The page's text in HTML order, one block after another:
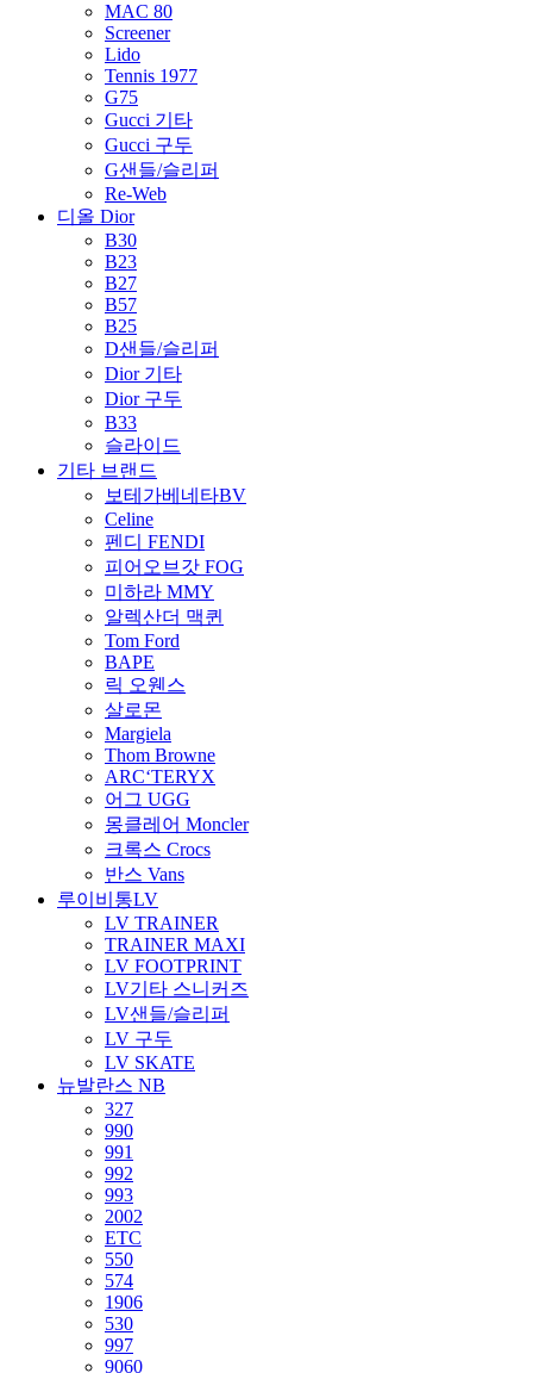
MAC 80
Screener
Lido
Tennis 1977
G75
Gucci 기타
Gucci 구두
G샌들/슬리퍼
Re-Web
디올 Dior
B30
B23
B27
B57
B25
D샌들/슬리퍼
Dior 기타
Dior 구두
B33
슬라이드
기타 브랜드
보테가베네타BV
Celine
펜디 FENDI
피어오브갓 FOG
미하라 MMY
알렉산더 맥퀸
Tom Ford
BAPE
릭 오웬스
살로몬
Margiela
Thom Browne
ARC‘TERYX
어그 UGG
몽클레어 Moncler
크록스 Crocs
반스 Vans
루이비통LV
LV TRAINER
TRAINER MAXI
LV FOOTPRINT
LV기타 스니커즈
LV샌들/슬리퍼
LV 구두
LV SKATE
뉴발란스 NB
327
990
991
992
993
2002
ETC
550
574
1906
530
997
9060